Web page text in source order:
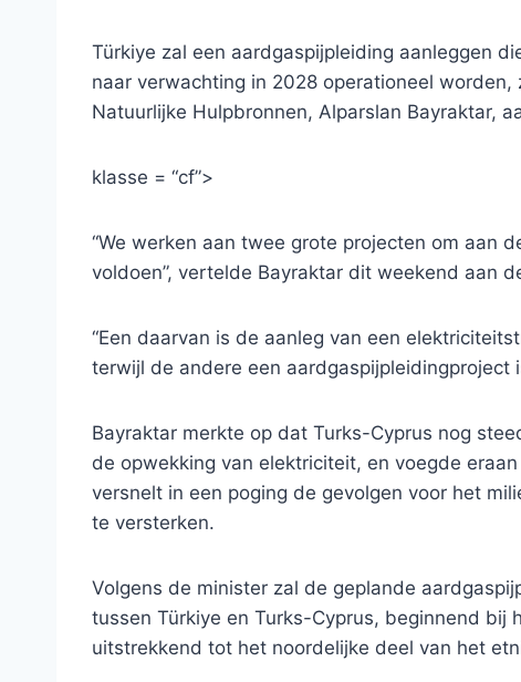
Türkiye zal een aardgaspijpleiding aanleggen
naar verwachting in 2028 operationeel
Natuurlijke Hulpbronnen, Alparslan Bayraktar,
klasse = “cf”>
“We werken aan twee grote projecten om aan
voldoen”, vertelde Bayraktar dit weekend aan
“Een daarvan is de aanleg van een
terwijl de andere een aardgaspijpleidingproject
Bayraktar merkte op dat Turks-Cyprus nog
de opwekking van elektriciteit, en voegde
versnelt in een poging de gevolgen voor het
te versterken.
Volgens de minister zal de geplande
tussen Türkiye en Turks-Cyprus, beginnend bij
uitstrekkend tot het noordelijke deel van het